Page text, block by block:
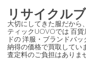
ン
テ
ン
ツ
リサイクル
大切にしてきた服だから
ティックUOVOでは 百
ドの 洋服・ブランドバ
納得の価格で買取してい
査定料のご負担はありま